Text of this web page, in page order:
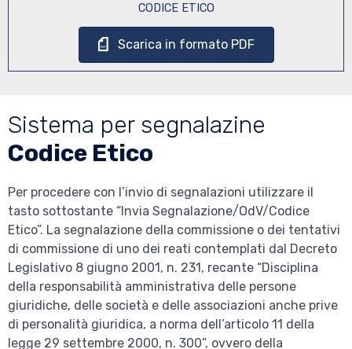
CODICE ETICO
Scarica in formato PDF
Sistema per segnalazine
Codice Etico
Per procedere con l’invio di segnalazioni utilizzare il
tasto sottostante “Invia Segnalazione/OdV/Codice
Etico”. La segnalazione della commissione o dei tentativi
di commissione di uno dei reati contemplati dal Decreto
Legislativo 8 giugno 2001, n. 231, recante “Disciplina
della responsabilità amministrativa delle persone
giuridiche, delle società e delle associazioni anche prive
di personalità giuridica, a norma dell’articolo 11 della
legge 29 settembre 2000, n. 300”, ovvero della